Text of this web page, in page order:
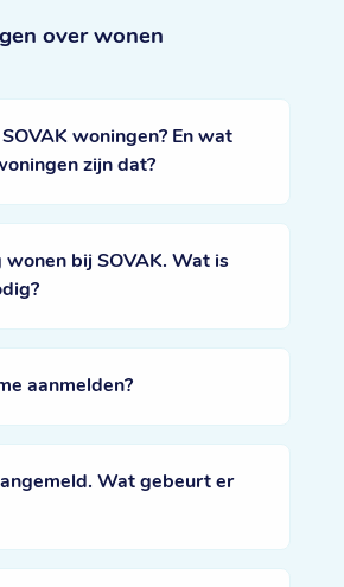
over wonen
woningen? En wat
zijn dat?
bij SOVAK. Wat is
aanmelden?
Wat gebeurt er